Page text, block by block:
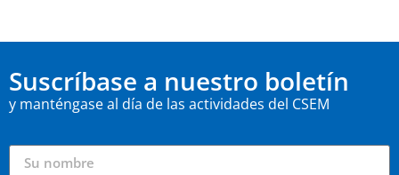
Suscríbase a nuestro boletín
y manténgase al día de las actividades del CSEM